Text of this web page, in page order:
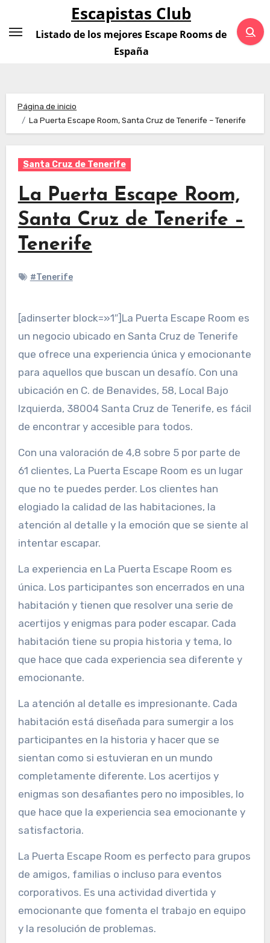
contenido
Escapistas Club
Listado de los mejores Escape Rooms de
España
Página de inicio
La Puerta Escape Room, Santa Cruz de Tenerife – Tenerife
Santa Cruz de Tenerife
La Puerta Escape Room,
Santa Cruz de Tenerife –
Tenerife
#Tenerife
[adinserter block=»1″]La Puerta Escape Room es
un negocio ubicado en Santa Cruz de Tenerife
que ofrece una experiencia única y emocionante
para aquellos que buscan un desafío. Con una
ubicación en C. de Benavides, 58, Local Bajo
Izquierda, 38004 Santa Cruz de Tenerife, es fácil
de encontrar y accesible para todos.
Con una valoración de 4,8 sobre 5 por parte de
61 clientes, La Puerta Escape Room es un lugar
que no te puedes perder. Los clientes han
elogiado la calidad de las habitaciones, la
atención al detalle y la emoción que se siente al
intentar escapar.
La experiencia en La Puerta Escape Room es
única. Los participantes son encerrados en una
habitación y tienen que resolver una serie de
acertijos y enigmas para poder escapar. Cada
habitación tiene su propia historia y tema, lo
que hace que cada experiencia sea diferente y
emocionante.
La atención al detalle es impresionante. Cada
habitación está diseñada para sumergir a los
participantes en la historia y hacer que se
sientan como si estuvieran en un mundo
completamente diferente. Los acertijos y
enigmas son desafiantes pero no imposibles, lo
que hace que la experiencia sea emocionante y
satisfactoria.
La Puerta Escape Room es perfecto para grupos
de amigos, familias o incluso para eventos
corporativos. Es una actividad divertida y
emocionante que fomenta el trabajo en equipo
y la resolución de problemas.